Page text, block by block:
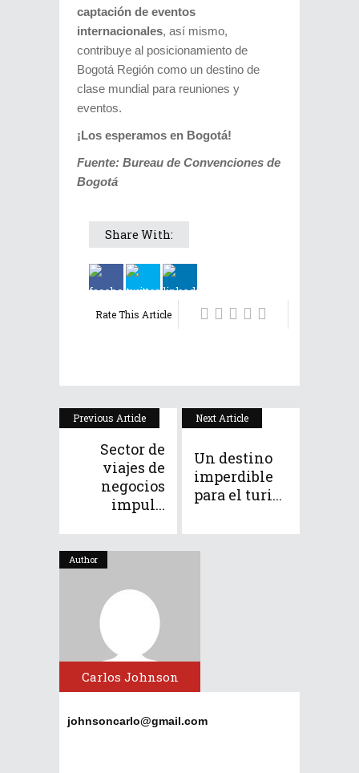
captación de eventos
internacionales, así mismo,
contribuye al posicionamiento de
Bogotá Región como un destino de
clase mundial para reuniones y
eventos.
¡Los esperamos en Bogotá!
Fuente: Bureau de Convenciones de
Bogotá
Share With:
Rate This Article
Previous Article
Sector de
viajes de
negocios
impul...
Next Article
Un destino
imperdible
para el turi...
Author
Carlos Johnson
johnsoncarlo@gmail.com